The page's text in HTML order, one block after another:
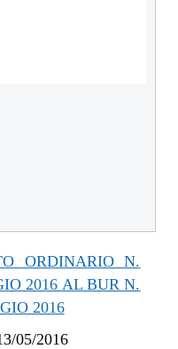
ORDINARIO N.
2016 AL BUR N.
2016
05/2016